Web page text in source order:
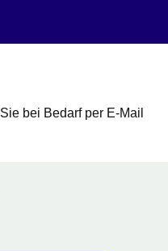
bei Bedarf per E-Mail